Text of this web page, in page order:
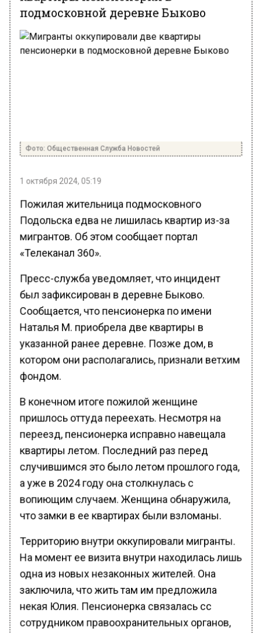
подмосковной деревне Быково
Фото: Общественная Служба Новостей
1 октября 2024, 05:19
Пожилая жительница подмосковного
Подольска едва не лишилась квартир из-за
мигрантов. Об этом сообщает портал
«Телеканал 360».
Пресс-служба уведомляет, что инцидент
был зафиксирован в деревне Быково.
Сообщается, что пенсионерка по имени
Наталья М. приобрела две квартиры в
указанной ранее деревне. Позже дом, в
котором они располагались, признали ветхим
фондом.
В конечном итоге пожилой женщине
пришлось оттуда переехать. Несмотря на
переезд, пенсионерка исправно навещала
квартиры летом. Последний раз перед
случившимся это было летом прошлого года,
а уже в 2024 году она столкнулась с
вопиющим случаем. Женщина обнаружила,
что замки в ее квартирах были взломаны.
Территорию внутри оккупировали мигранты.
На момент ее визита внутри находилась лишь
одна из новых незаконных жителей. Она
заключила, что жить там им предложила
некая Юлия. Пенсионерка связалась сс
сотрудником правоохранительных органов,